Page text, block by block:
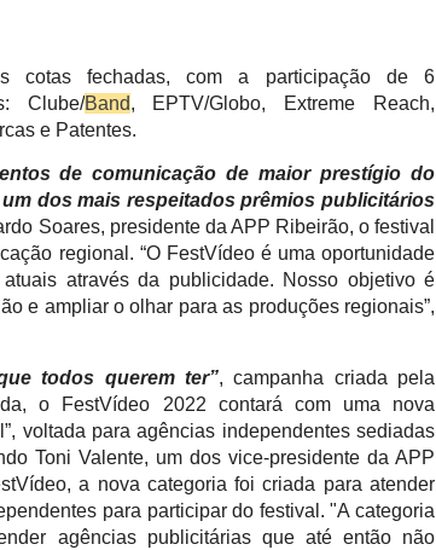
cotas fechadas, com a participação de 6
Clube/Band, EPTV/Globo, Extreme Reach,
e Patentes.
de comunicação de maior prestígio do
dos mais respeitados prêmios publicitários
Soares, presidente da APP Ribeirão, o festival
regional. “O FestVídeo é uma oportunidade
através da publicidade. Nosso objetivo é
e ampliar o olhar para as produções regionais”,
todos querem ter”, campanha criada pela
o FestVídeo 2022 contará com uma nova
voltada para agências independentes sediadas
Toni Valente, um dos vice-presidente da APP
a nova categoria foi criada para atender
para participar do festival. "A categoria
agências publicitárias que até então não